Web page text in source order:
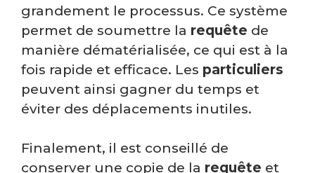
grandement le processus. Ce système
permet de soumettre la requête de
manière dématérialisée, ce qui est à la
fois rapide et efficace. Les particuliers
peuvent ainsi gagner du temps et
éviter des déplacements inutiles.
Finalement, il est conseillé de
conserver une copie de la requête et